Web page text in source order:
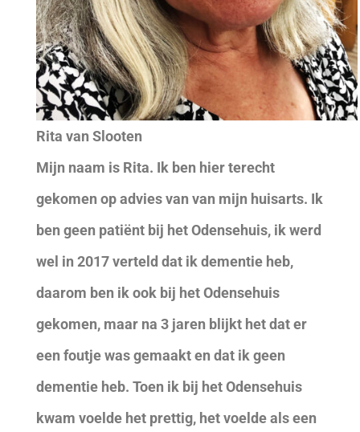
Rita van Slooten
Mijn naam is Rita. Ik ben hier terecht
gekomen op advies van van mijn huisarts. Ik
ben geen patiënt bij het Odensehuis, ik werd
wel in 2017 verteld dat ik dementie heb,
daarom ben ik ook bij het Odensehuis
gekomen, maar na 3 jaren blijkt het dat er
een foutje was gemaakt en dat ik geen
dementie heb. Toen ik bij het Odensehuis
kwam voelde het prettig, het voelde als een